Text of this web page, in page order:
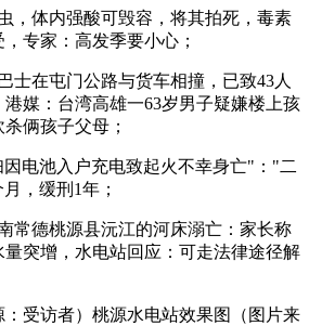
，体内强酸可毁容，将其拍死，毒素
专家：高发季要小心；
士在屯门公路与货车相撞，已致43人
媒：台湾高雄一63岁男子疑嫌楼上孩
俩孩子父母；
电池入户充电致起火不幸身亡"："二
，缓刑1年；
常德桃源县沅江的河床溺亡：家长称
突增，水电站回应：可走法律途径解
受访者）桃源水电站效果图（图片来